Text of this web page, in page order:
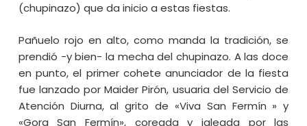
(chupinazo) que da inicio a estas fiestas.
Pañuelo rojo en alto, como manda la tradición, se
prendió -y bien- la mecha del chupinazo. A las doce
en punto, el primer cohete anunciador de la fiesta
fue lanzado por Maider Pirón, usuaria del Servicio de
Atención Diurna, al grito de «Viva San Fermín » y
«Gora San Fermín», coreada y jaleada por las